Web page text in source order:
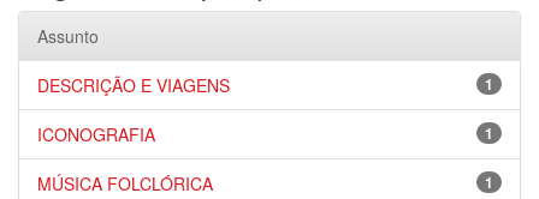
Assunto
1
DESCRIÇÃO E VIAGENS
1
ICONOGRAFIA
1
MÚSICA FOLCLÓRICA